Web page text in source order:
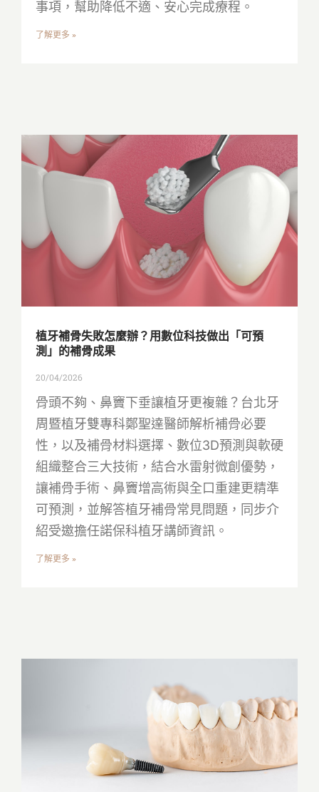
事項，幫助降低不適、安心完成療程。
了解更多 »
植牙補骨失敗怎麼辦？用數位科技做出「可預
測」的補骨成果
20/04/2026
骨頭不夠、鼻竇下垂讓植牙更複雜？台北牙
周暨植牙雙專科鄭聖達醫師解析補骨必要
性，以及補骨材料選擇、數位3D預測與軟硬
組織整合三大技術，結合水雷射微創優勢，
讓補骨手術、鼻竇增高術與全口重建更精準
可預測，並解答植牙補骨常見問題，同步介
紹受邀擔任諾保科植牙講師資訊。
了解更多 »